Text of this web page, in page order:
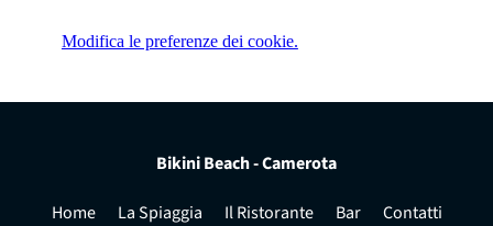
Modifica le preferenze dei cookie.
Bikini Beach - Camerota
Home La Spiaggia Il Ristorante Bar Contatti